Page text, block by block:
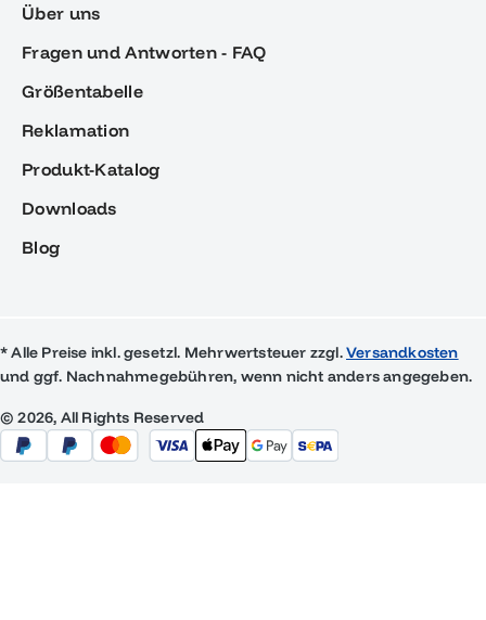
Über uns
Fragen und Antworten - FAQ
Größentabelle
Reklamation
Produkt-Katalog
Downloads
Blog
* Alle Preise inkl. gesetzl. Mehrwertsteuer zzgl.Versandkosten
und ggf. Nachnahmegebühren, wenn nicht anders angegeben.
© 2026, All Rights Reserved